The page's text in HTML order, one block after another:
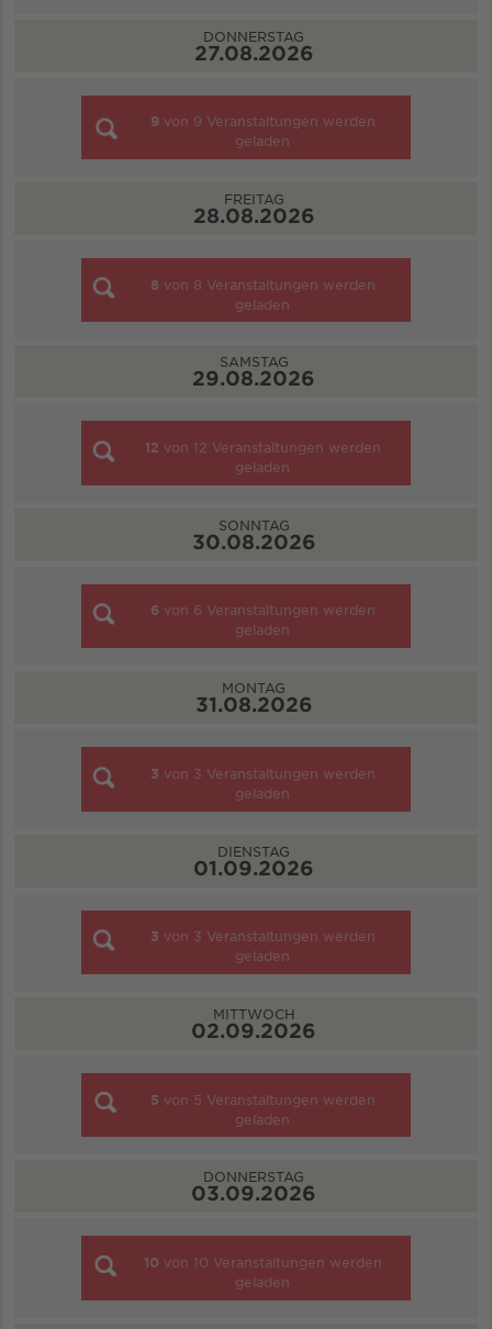
DONNERSTAG
27.08.2026
9 von 9 Veranstaltungen werden
geladen
FREITAG
28.08.2026
8 von 8 Veranstaltungen werden
geladen
SAMSTAG
29.08.2026
12 von 12 Veranstaltungen werden
geladen
SONNTAG
30.08.2026
6 von 6 Veranstaltungen werden
geladen
MONTAG
31.08.2026
3 von 3 Veranstaltungen werden
geladen
DIENSTAG
01.09.2026
3 von 3 Veranstaltungen werden
geladen
MITTWOCH
02.09.2026
5 von 5 Veranstaltungen werden
geladen
DONNERSTAG
03.09.2026
10 von 10 Veranstaltungen werden
geladen